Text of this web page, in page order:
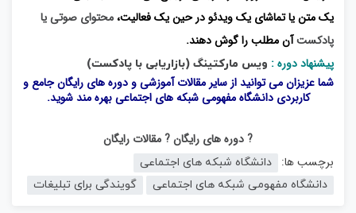
یک متن یا تماشای یک ویدئو در حین یک فعالیت،محتوای صوتی یا
پادکستآن مطلب را گوش دهند.
پیشنهاد دوره : ویس مارکتینگ (بازاریابی با پادکست)
شما عزیزان می توانید از سایر مقالات آموزشی و دوره های رایگان جامع و
کاربردیدانشگاه مفهومی شبکه های اجتماعیبهره مند شوید.
? دوره های رایگان? مقالات رایگان
برچسب ها:
دانشگاه شبکه های اجتماعی
دانشگاه مفهومی شبکه های اجتماعی
گویندگی برای تبلیغات